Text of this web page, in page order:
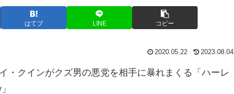
はてブ LINE コピー
2020.05.22 2023.08.04
・クインがクズ男の悪党を相手に暴れまくる「ハーレ